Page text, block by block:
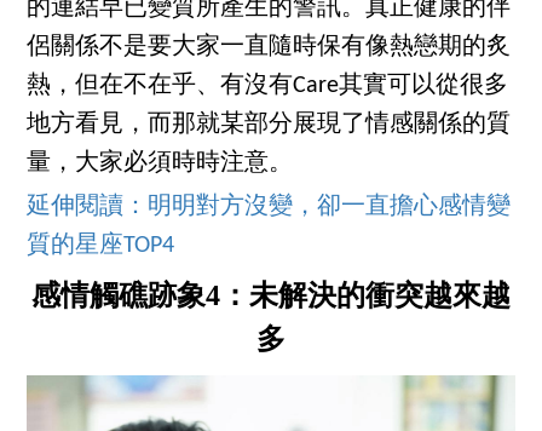
的連結早已變質所產生的警訊。真正健康的伴
侶關係不是要大家一直隨時保有像熱戀期的炙
熱，但在不在乎、有沒有Care其實可以從很多
地方看見，而那就某部分展現了情感關係的質
量，大家必須時時注意。
延伸閱讀：明明對方沒變，卻一直擔心感情變
質的星座TOP4
感情觸礁跡象4：未解決的衝突越來越
多